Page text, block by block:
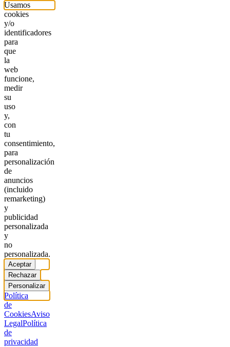
Usamos
cookies
y/o
identificadores
para
que
la
web
funcione,
medir
su
uso
y,
con
tu
consentimiento,
para
personalización
de
anuncios
(incluido
remarketing)
y
publicidad
personalizada
y
no
personalizada.
Aceptar
Rechazar
Personalizar
Política
de
CookiesAviso
LegalPolítica
de
privacidad